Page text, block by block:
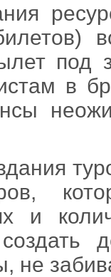
под
в
и
не